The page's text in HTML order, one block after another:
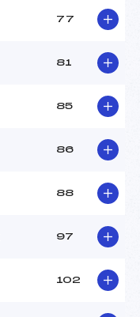
77
81
85
86
88
97
102